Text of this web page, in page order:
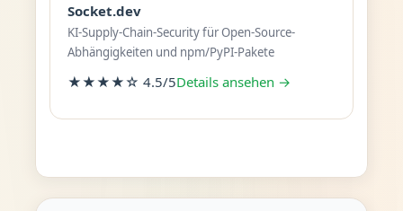
Socket.dev
KI-Supply-Chain-Security für Open-Source-
Abhängigkeiten und npm/PyPI-Pakete
★★★★☆ 4.5/5Details ansehen →